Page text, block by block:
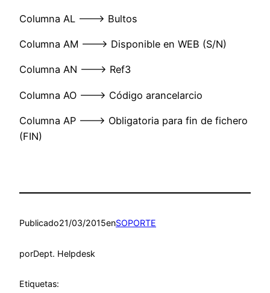
Columna AL ———> Bultos
Columna AM ———> Disponible en WEB (S/N)
Columna AN ———> Ref3
Columna AO ———> Código arancelarcio
Columna AP ———> Obligatoria para fin de fichero
(FIN)
Publicado21/03/2015enSOPORTE
porDept. Helpdesk
Etiquetas: